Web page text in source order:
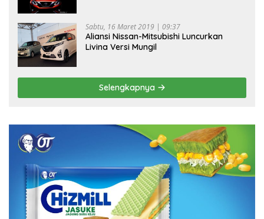
Sabtu, 16 Maret 2019 | 09:37
Aliansi Nissan-Mitsubishi Luncurkan
Livina Versi Mungil
Selengkapnya